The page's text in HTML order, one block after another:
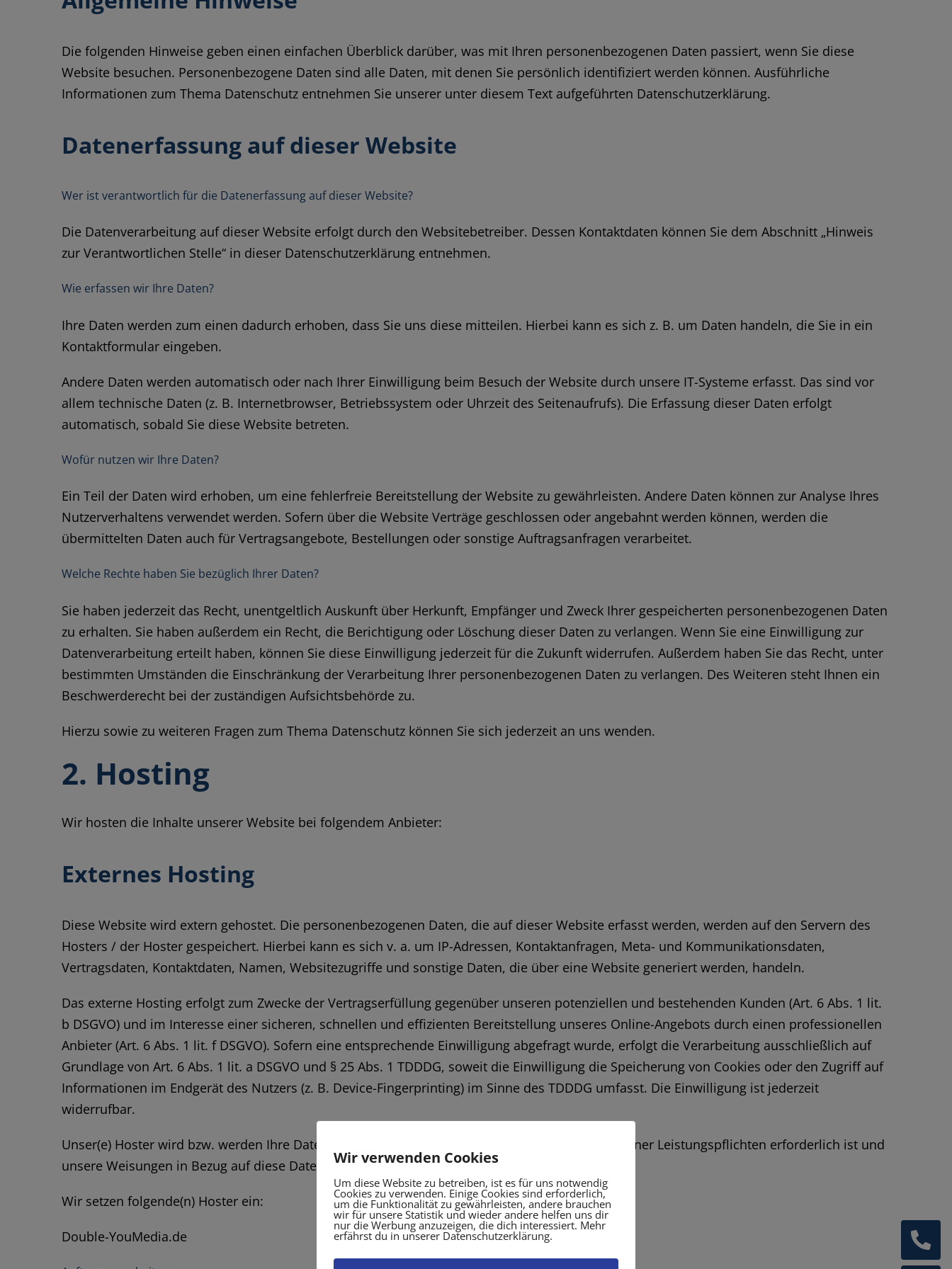
Die folgenden Hinweise geben einen einfachen Überblick darüber, was mit Ihren personenbezogenen Daten passiert, wenn Sie diese
Website besuchen. Personenbezogene Daten sind alle Daten, mit denen Sie persönlich identifiziert werden können. Ausführliche
Informationen zum Thema Datenschutz entnehmen Sie unserer unter diesem Text aufgeführten Datenschutzerklärung.
Datenerfassung auf dieser Website
Wer ist verantwortlich für die Datenerfassung auf dieser Website?
Die Datenverarbeitung auf dieser Website erfolgt durch den Websitebetreiber. Dessen Kontaktdaten können Sie dem Abschnitt „Hinweis
zur Verantwortlichen Stelle“ in dieser Datenschutzerklärung entnehmen.
Wie erfassen wir Ihre Daten?
Ihre Daten werden zum einen dadurch erhoben, dass Sie uns diese mitteilen. Hierbei kann es sich z. B. um Daten handeln, die Sie in ein
Kontaktformular eingeben.
Andere Daten werden automatisch oder nach Ihrer Einwilligung beim Besuch der Website durch unsere IT-Systeme erfasst. Das sind vor
allem technische Daten (z. B. Internetbrowser, Betriebssystem oder Uhrzeit des Seitenaufrufs). Die Erfassung dieser Daten erfolgt
automatisch, sobald Sie diese Website betreten.
Wofür nutzen wir Ihre Daten?
Ein Teil der Daten wird erhoben, um eine fehlerfreie Bereitstellung der Website zu gewährleisten. Andere Daten können zur Analyse Ihres
Nutzerverhaltens verwendet werden. Sofern über die Website Verträge geschlossen oder angebahnt werden können, werden die
übermittelten Daten auch für Vertragsangebote, Bestellungen oder sonstige Auftragsanfragen verarbeitet.
Welche Rechte haben Sie bezüglich Ihrer Daten?
Sie haben jederzeit das Recht, unentgeltlich Auskunft über Herkunft, Empfänger und Zweck Ihrer gespeicherten personenbezogenen Daten
zu erhalten. Sie haben außerdem ein Recht, die Berichtigung oder Löschung dieser Daten zu verlangen. Wenn Sie eine Einwilligung zur
Datenverarbeitung erteilt haben, können Sie diese Einwilligung jederzeit für die Zukunft widerrufen. Außerdem haben Sie das Recht, unter
bestimmten Umständen die Einschränkung der Verarbeitung Ihrer personenbezogenen Daten zu verlangen. Des Weiteren steht Ihnen ein
Beschwerderecht bei der zuständigen Aufsichtsbehörde zu.
Hierzu sowie zu weiteren Fragen zum Thema Datenschutz können Sie sich jederzeit an uns wenden.
2. Hosting
Wir hosten die Inhalte unserer Website bei folgendem Anbieter:
Externes Hosting
Diese Website wird extern gehostet. Die personenbezogenen Daten, die auf dieser Website erfasst werden, werden auf den Servern des
Hosters / der Hoster gespeichert. Hierbei kann es sich v. a. um IP-Adressen, Kontaktanfragen, Meta- und Kommunikationsdaten,
Vertragsdaten, Kontaktdaten, Namen, Websitezugriffe und sonstige Daten, die über eine Website generiert werden, handeln.
Das externe Hosting erfolgt zum Zwecke der Vertragserfüllung gegenüber unseren potenziellen und bestehenden Kunden (Art. 6 Abs. 1 lit.
b DSGVO) und im Interesse einer sicheren, schnellen und effizienten Bereitstellung unseres Online-Angebots durch einen professionellen
Anbieter (Art. 6 Abs. 1 lit. f DSGVO). Sofern eine entsprechende Einwilligung abgefragt wurde, erfolgt die Verarbeitung ausschließlich auf
Grundlage von Art. 6 Abs. 1 lit. a DSGVO und § 25 Abs. 1 TDDDG, soweit die Einwilligung die Speicherung von Cookies oder den Zugriff auf
Informationen im Endgerät des Nutzers (z. B. Device-Fingerprinting) im Sinne des TDDDG umfasst. Die Einwilligung ist jederzeit
widerrufbar.
Unser(e) Hoster wird bzw. werden Ihre Daten nur insoweit verarbeiten, wie dies zur Erfüllung seiner Leistungspflichten erforderlich ist und
unsere Weisungen in Bezug auf diese Daten befolgen.
Wir setzen folgende(n) Hoster ein:
Double-YouMedia.de
Wir verwenden Cookies
Um diese Website zu betreiben, ist es für uns notwendig
Cookies zu verwenden. Einige Cookies sind erforderlich,
um die Funktionalität zu gewährleisten, andere brauchen
wir für unsere Statistik und wieder andere helfen uns dir
nur die Werbung anzuzeigen, die dich interessiert. Mehr
erfährst du in unserer Datenschutzerklärung.